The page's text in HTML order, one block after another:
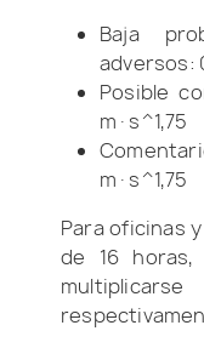
Baja
adversos:
Posible
m·s^1,75
m·s^1,75
Para oficinas
de 16